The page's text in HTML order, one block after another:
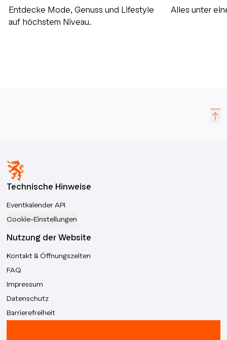
Entdecke Mode, Genuss und Lifestyle
auf höchstem Niveau.
Alles unter
Technische Hinweise
Eventkalender API
Cookie-Einstellungen
Nutzung der Website
Kontakt & Öffnungszeiten
FAQ
Impressum
Datenschutz
Barrierefreiheit